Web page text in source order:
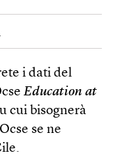
i dati del
Education at
cui bisognerà
se ne